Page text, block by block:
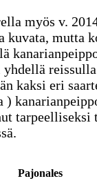
myös v.
kuvata, mutta
kaksi eri
)
tarpeelliseksi
Pajonales